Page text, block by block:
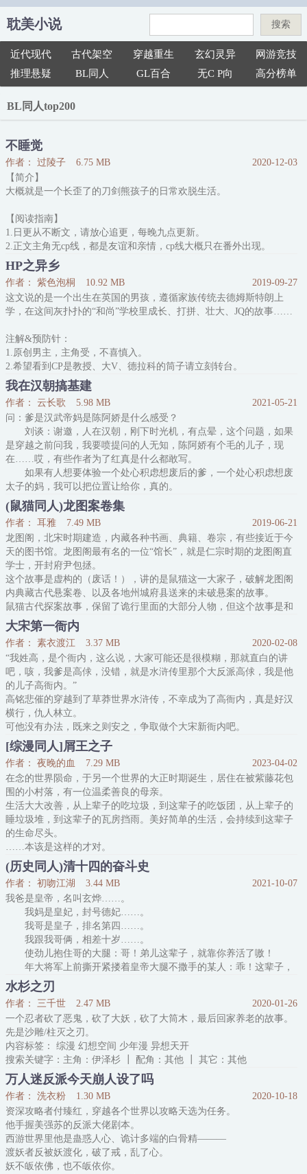
耽美小说 搜索
近代现代 古代架空 穿越重生 玄幻灵异
网游竞技
推理悬疑
BL同人 GL百合 无C P向 高分榜单
BL同人top200
不睡觉
作者： 过陵子 6.75 MB
2020-12-03
【简介】
大概就是一个长歪了的刀剑熊孩子的日常欢脱生活。
【阅读指南】
1.日更从不断文，请放心追更，每晚九点更新。
2.正文主角无cp线，都是友谊和亲情，cp线大概只在番外出现。
3.『日常卷』为主，前面日常卷以本丸生活为主，后面日常卷以冰帝
校园为主。
主题就是日常欢乐温暖风生活，没什么主线。
『冒险卷』和『回忆卷』为五熊退成长日常的补充分线小剧情。
4.第二卷 「冒险卷-1」中的一些原创人物的设定颇有争议，这里稍微
因为小说连载很长，所以铺设伏笔的时间会隔得很远，一些
HP之异乡
作者： 紫色泡桐 10.92 MB
2019-09-27
这文说的是一个出生在英国的男孩，遵循家族传统去德姆斯特朗上
学，在这间灰扑扑的“和尚”学校里成长、打拼、壮大、JQ的故事……
注解&预防针：
1.原创男主，主角受，不喜慎入。
2.希望看到CP是教授、大V、德拉科的筒子请立刻转台。
3.本文非生子文，无论包子还是馒头都没有，关注这点的读者请看仔
细了。
4.CP设定的是威克多.克鲁姆。本文乃很慢的慢热文、而且是又臭又长
的慢热文，
内容标签：HP 穿越时空 奇幻魔幻 异国奇缘
搜索关键字：主角：海姆达尔（里格），威克多
配角：隆梅尔，斯诺
我在汉朝搞基建
作者： 云长歌 5.98 MB
2021-05-21
问：爹是汉武帝妈是陈阿娇是什么感受？
刘谈：谢邀，人在汉朝，刚下时光机，有点晕，这个问题，如果
是穿越之前问我，我要喷提问的人无知，陈阿娇有个毛的儿子，现
在……哎，有些作者为了红真是什么都敢写。
如果有人想要体验一个处心积虑想废后的爹，一个处心积虑想废
太子的妈，我可以把位置让给你，真的。
————
顺便补充几点：
第一，陈阿娇陈皇后，她是重生的。
第二，现在太子是我哥刘据。
第三，其实我亲妈是后宫某氏。
PPS：本文穿平行世界汉朝，许多地方与历史不符，切勿当真
(鼠猫同人)龙图案卷集
作者： 耳雅 7.49 MB
2019-06-21
龙图阁，北宋时期建造，内藏各种书画、典籍、卷宗，有些接近于今
天的图书馆。龙图阁最有名的一位“馆长”，就是仁宗时期的龙图阁直
学士，开封府尹包拯。
这个故事是虚构的（废话！），讲的是鼠猫这一大家子，破解龙图阁
内典藏古代悬案卷、以及各地州城府县送来的未破悬案的故事。
鼠猫古代探案故事，保留了诡行里面的大部分人物，但这个故事是和
诡行游龙系列完全分离的，没任何关系，所以大家不要看串了，情节
上也没有任何延续性，独立全新的故事。
内容标签：七五 恐怖 欢喜冤家 江湖恩怨
搜索关键字：主角：展昭，白玉堂 ┃ 配角
大宋第一衙内
作者： 素衣渡江 3.37 MB
2020-02-08
“我姓高，是个衙内，这么说，大家可能还是很模糊，那就直白的讲
吧，咳，我爹是高俅，没错，就是水浒传里那个大反派高俅，我是他
的儿子高衙内。”
高铭悲催的穿越到了草莽世界水浒传，不幸成为了高衙内，真是好汉
横行，仇人林立。
可他没有办法，既来之则安之，争取做个大宋新衙内吧。
内容标签： 穿越时空 古典名著 朝堂之上 古代幻想
搜索关键字：主角：高铭，花荣 ┃ 配角：高俅，梁山众 ┃ 其它：水
浒传
[综漫同人]屑王之子
作者： 夜晚的血 7.29 MB
2023-04-02
在念的世界陨命，于另一个世界的大正时期诞生，居住在被紫藤花包
围的小村落，有一位温柔善良的母亲。
生活大大改善，从上辈子的吃垃圾，到这辈子的吃饭团，从上辈子的
睡垃圾堆，到这辈子的瓦房挡雨。美好简单的生活，会持续到这辈子
的生命尽头。
……本该是这样的才对。
然而他有一个人称屑王的生父——无惨。
一个不把儿子和妻子当人的绝世大渣男。
命运的转折，从某个无良地主强抢地皮，乱挖紫藤树开始。
-
总之，这是一个从念的世界转世到大正时期结束了鬼的时代后又在各
个异世界乱窜的故事。
排雷：
1.主角是个正
(历史同人)清十四的奋斗史
作者： 初吻江湖 3.44 MB
2021-10-07
我爸是皇帝，名叫玄烨……。
我妈是皇妃，封号德妃……。
我哥是皇子，排名第四……。
我跟我哥俩，相差十岁……。
使劲儿抱住哥的大腿：哥！弟儿这辈子，就靠你养活了嗷！
年大将军上前撕开紧搂着皇帝大腿不撒手的某人：乖！这辈子，
我养活你就好。
注：本文穿越重生，历史架空，内容虚拟，谢绝考据，如有雷
同，实属巧合。
清十四的奋斗史的关键字：清十四的奋斗史，初吻江湖，清穿重
生，胤祯，年羹尧，雍正帝，康熙帝
水杉之刃
作者： 三千世 2.47 MB
2020-01-26
一个忍者砍了恶鬼，砍了大妖，砍了大筒木，最后回家养老的故事。
先是沙雕/柱灭之刃。
内容标签： 综漫 幻想空间 少年漫 异想天开
搜索关键字：主角：伊泽杉 ┃ 配角：其他 ┃ 其它：其他
万人迷反派今天崩人设了吗
作者： 洗衣粉 1.30 MB
2020-10-18
资深攻略者付臻红，穿越各个世界以攻略天选为任务。
他手握美强苏的反派大佬剧本。
西游世界里他是蛊惑人心、诡计多端的白骨精———
渡妖者反被妖渡化，破了戒，乱了心。
妖不皈依佛，也不皈依你。